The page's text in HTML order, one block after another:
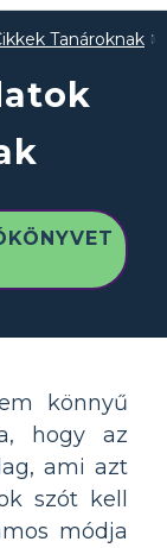
Tanároknak
könnyű
hogy az
ami azt
szót kell
módja